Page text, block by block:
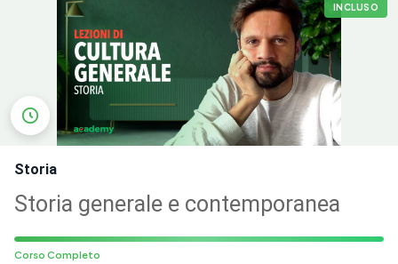
INCLUSO
Storia
Storia generale e contemporanea
Corso Completo